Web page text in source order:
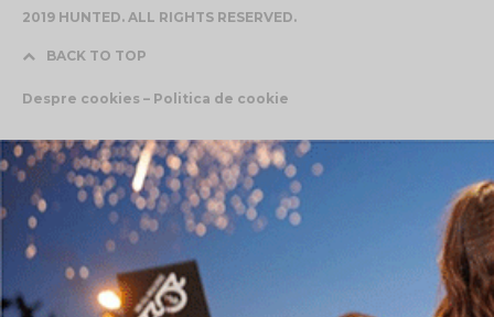
2019 HUNTED. ALL RIGHTS RESERVED.
BACK TO TOP
Despre cookies – Politica de cookie